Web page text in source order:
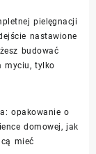
pielęgnacji
nastawione
budować
myciu, tylko
opakowanie o
domowej, jak
mieć